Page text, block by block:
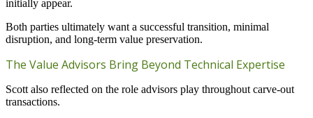
initially appear.
Both parties ultimately want a successful transition, minimal
disruption, and long-term value preservation.
The Value Advisors Bring Beyond Technical Expertise
Scott also reflected on the role advisors play throughout carve-out
transactions.